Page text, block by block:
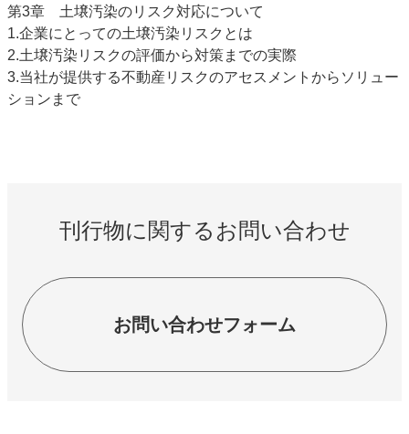
第3章 土壌汚染のリスク対応について
1.企業にとっての土壌汚染リスクとは
2.土壌汚染リスクの評価から対策までの実際
3.当社が提供する不動産リスクのアセスメントからソリュー
ションまで
刊行物に関するお問い合わせ
お問い合わせフォーム